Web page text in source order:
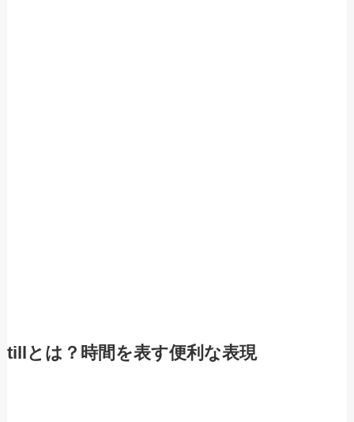
tillとは？時間を表す便利な表現